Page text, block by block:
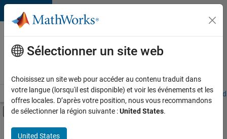
Passer au contenu
Votre
carrière
chez
Accueil Explorer nos opportunités Adresses de nos bureaux
Activer/désactiver l'affichage du menu
Contenu principal
FILTRER PAR
Sélectionner un site web
Choisissez un site web pour accéder au contenu traduit dans
votre langue (lorsqu'il est disponible) et voir les événements et les
offres locales. D’après votre position, nous vous recommandons
de sélectionner la région suivante :United States.
United States